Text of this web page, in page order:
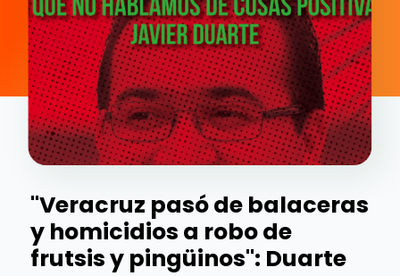
"Veracruz pasó de balaceras
y homicidios a robo de
frutsis y pingüinos": Duarte